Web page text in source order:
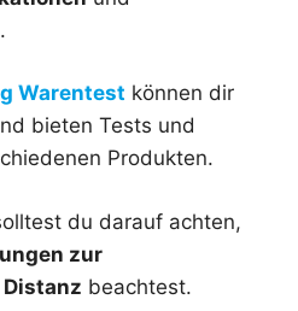
Warentest können dir
bieten Tests und
Produkten.
du darauf achten,
zur
beachtest.